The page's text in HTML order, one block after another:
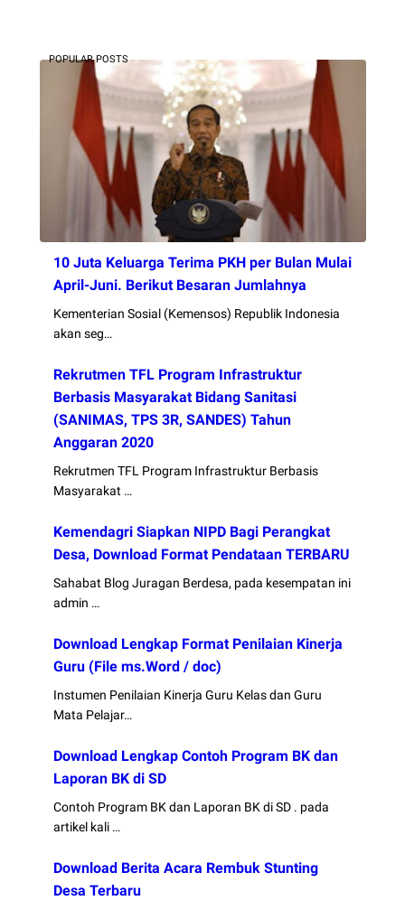
POPULAR POSTS
10 Juta Keluarga Terima PKH per Bulan Mulai
April-Juni. Berikut Besaran Jumlahnya
Kementerian Sosial (Kemensos) Republik Indonesia
akan seg…
Rekrutmen TFL Program Infrastruktur
Berbasis Masyarakat Bidang Sanitasi
(SANIMAS, TPS 3R, SANDES) Tahun
Anggaran 2020
Rekrutmen TFL Program Infrastruktur Berbasis
Masyarakat …
Kemendagri Siapkan NIPD Bagi Perangkat
Desa, Download Format Pendataan TERBARU
Sahabat Blog Juragan Berdesa, pada kesempatan ini
admin …
Download Lengkap Format Penilaian Kinerja
Guru (File ms.Word / doc)
Instumen Penilaian Kinerja Guru Kelas dan Guru
Mata Pelajar…
Download Lengkap Contoh Program BK dan
Laporan BK di SD
Contoh Program BK dan Laporan BK di SD . pada
artikel kali …
Download Berita Acara Rembuk Stunting
Desa Terbaru